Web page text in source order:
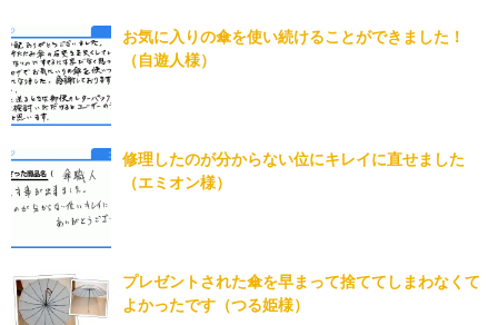
お気に入りの傘を使い続けることができました！
（自遊人様）
修理したのが分からない位にキレイに直せました
（エミオン様）
プレゼントされた傘を早まって捨ててしまわなくて
よかったです（つる姫様）